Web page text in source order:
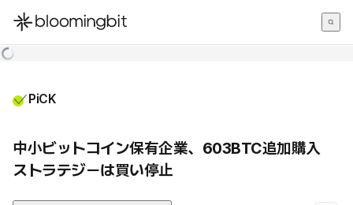
한국어
PiCK
中小ビットコイン保有企業、603BTC追加購入
ストラテジーは買い停止